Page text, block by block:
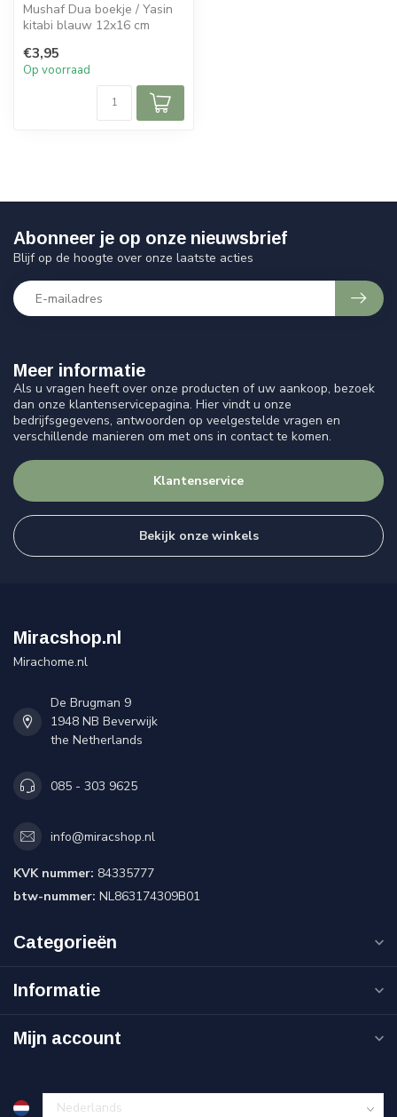
Mushaf Dua boekje / Yasin
kitabi blauw 12x16 cm
€3,95
Op voorraad
Meer informatie
Als u vragen heeft over onze producten of uw aankoop, bezoek
dan onze klantenservicepagina. Hier vindt u onze
bedrijfsgegevens, antwoorden op veelgestelde vragen en
verschillende manieren om met ons in contact te komen.
Klantenservice
Bekijk onze winkels
Abonneer je op onze nieuwsbrief
Blijf op de hoogte over onze laatste acties
Miracshop.nl
Mirachome.nl
De Brugman 9
1948 NB Beverwijk
the Netherlands
085 - 303 9625
info@miracshop.nl
KVK nummer: 84335777
btw-nummer: NL863174309B01
Categorieën
Informatie
Mijn account